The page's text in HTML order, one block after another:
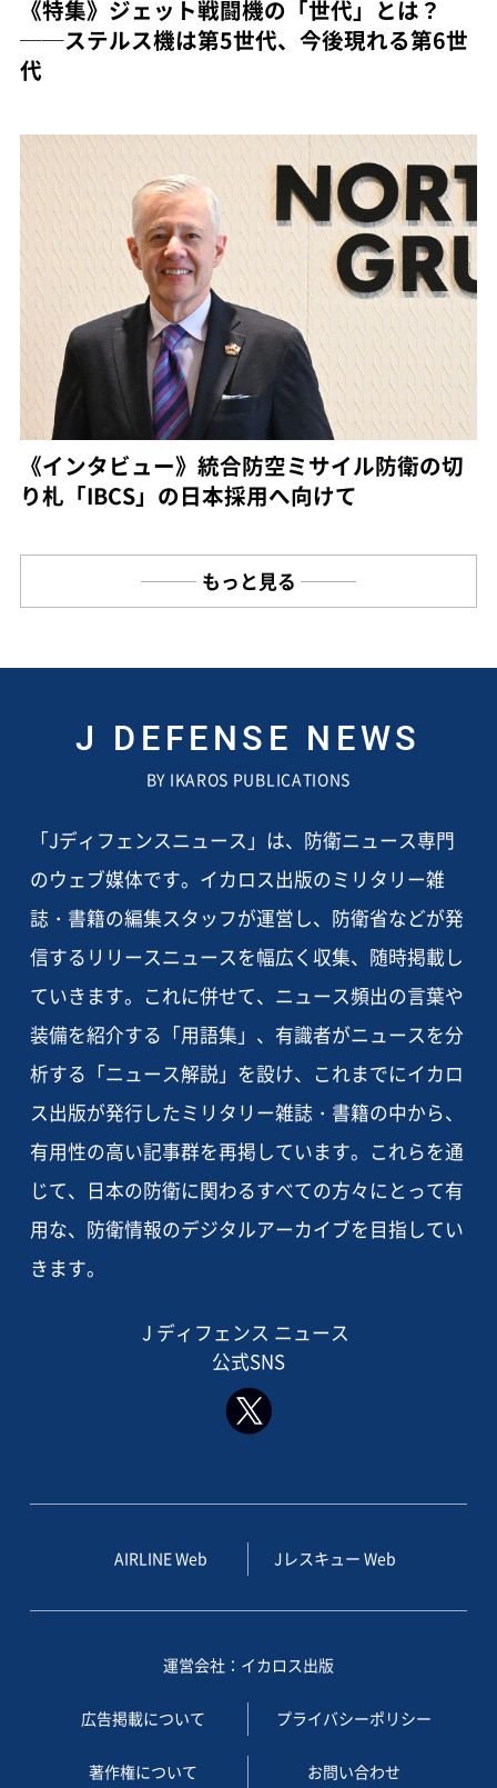
《特集》ジェット戦闘機の「世代」とは？
──ステルス機は第5世代、今後現れる第6世
代
《インタビュー》統合防空ミサイル防衛の切
り札「IBCS」の日本採用へ向けて
もっと見る
J DEFENSE NEWS
BY IKAROS PUBLICATIONS
「Jディフェンスニュース」は、防衛ニュース専門
のウェブ媒体です。イカロス出版のミリタリー雑
誌・書籍の編集スタッフが運営し、防衛省などが発
信するリリースニュースを幅広く収集、随時掲載し
ていきます。これに併せて、ニュース頻出の言葉や
装備を紹介する「用語集」、有識者がニュースを分
析する「ニュース解説」を設け、これまでにイカロ
ス出版が発行したミリタリー雑誌・書籍の中から、
有用性の高い記事群を再掲しています。これらを通
じて、日本の防衛に関わるすべての方々にとって有
用な、防衛情報のデジタルアーカイブを目指してい
きます。
J ディフェンス ニュース
公式SNS
AIRLINE Web Jレスキュー Web
運営会社：イカロス出版
広告掲載について プライバシーポリシー
著作権について お問い合わせ